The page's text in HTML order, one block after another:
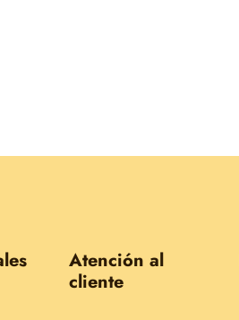
Atención al
cliente